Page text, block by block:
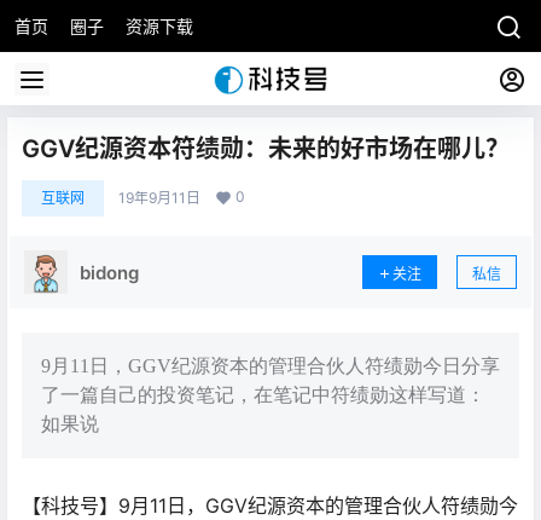
首页 圈子 资源下载
GGV纪源资本符绩勋：未来的好市场在哪儿？
互联网 19年9月11日 0
bidong 关注 私信
9月11日，GGV纪源资本的管理合伙人符绩勋今日分享
了一篇自己的投资笔记，在笔记中符绩勋这样写道：
如果说
【科技号】9月11日，GGV纪源资本的管理合伙人符绩勋今